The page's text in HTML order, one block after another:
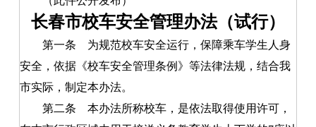
长春市校车安全管理办法（试行）
第一条 为规范校车安全运行，保障乘车学生人身
安全，依据《校车安全管理条例》等法律法规，结合我
市实际，制定本办法。
第二条 本办法所称校车，是依法取得使用许可，